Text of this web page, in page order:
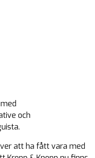
och
att ha fått vara med